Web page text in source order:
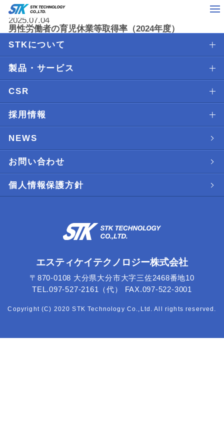
2025.07.04
男性労働者の育児休業等取得率（2024年度）
STKについて
製品・サービス
CSR
採用情報
NEWS
お問い合わせ
個人情報保護方針
エスティケイテクノロジー株式会社
〒870-0108 大分県大分市大字三佐2468番地10
TEL.097-527-2161（代） FAX.097-522-3001
Copyright (C) 2020 STK Technology Co.,Ltd. All rights reserved.